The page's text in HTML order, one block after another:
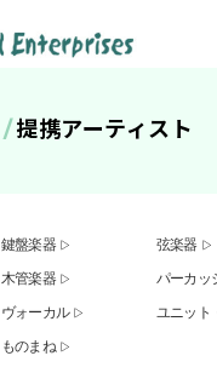
提携アーティスト
鍵盤楽器
弦楽器
木管楽器
パーカッ
ヴォーカル
ユニット
ものまね